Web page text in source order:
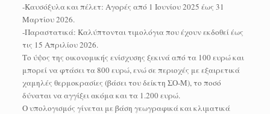
-Καυσόξυλα και πέλετ: Αγορές από 1 Ιουνίου 2025 έως 31
Μαρτίου 2026.
-Παραστατικά: Καλύπτονται τιμολόγια που έχουν εκδοθεί έως
τις 15 Απριλίου 2026.
Το ύψος της οικονομικής ενίσχυσης ξεκινά από τα 100 ευρώ και
μπορεί να φτάσει τα 800 ευρώ, ενώ σε περιοχές με εξαιρετικά
χαμηλές θερμοκρασίες (βάσει του δείκτη ΣΟ-Μ), το ποσό
δύναται να αγγίξει ακόμα και τα 1.200 ευρώ.
Ο υπολογισμός γίνεται με βάση γεωγραφικά και κλιματικά